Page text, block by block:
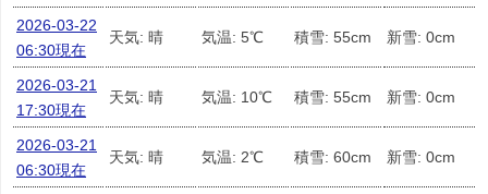
2026-03-22
06:30現在
天気: 晴 気温: 5℃ 積雪: 55cm 新雪: 0cm
2026-03-21
17:30現在
天気: 晴 気温: 10℃ 積雪: 55cm 新雪: 0cm
2026-03-21
06:30現在
天気: 晴 気温: 2℃ 積雪: 60cm 新雪: 0cm